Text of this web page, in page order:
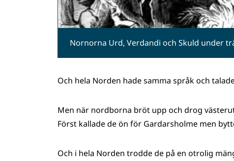
Nornorna Urd, Verdandi och Skuld under
Och hela Norden hade samma språk och
Men när nordborna bröt upp och drog
Först kallade de ön för Gardarsholme men
Och i hela Norden trodde de på en otrolig